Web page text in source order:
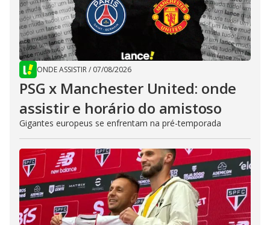
ONDE ASSISTIR/ 07/08/2026
PSG x Manchester United: onde
assistir e horário do amistoso
Gigantes europeus se enfrentam na pré-temporada